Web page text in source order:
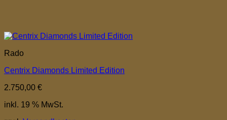
Rado
Centrix Diamonds Limited Edition
2.750,00 €
inkl. 19 % MwSt.